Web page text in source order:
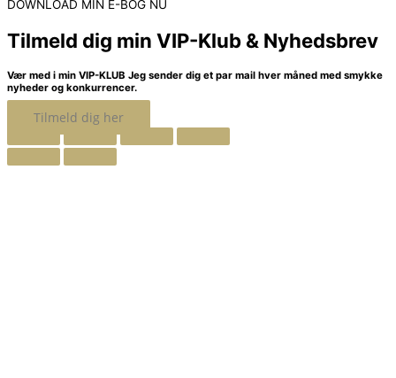
DOWNLOAD MIN E-BOG NU
Tilmeld dig min VIP-Klub & Nyhedsbrev
Vær med i min VIP-KLUB Jeg sender dig et par mail hver måned med smykke
nyheder og konkurrencer.
Tilmeld dig her